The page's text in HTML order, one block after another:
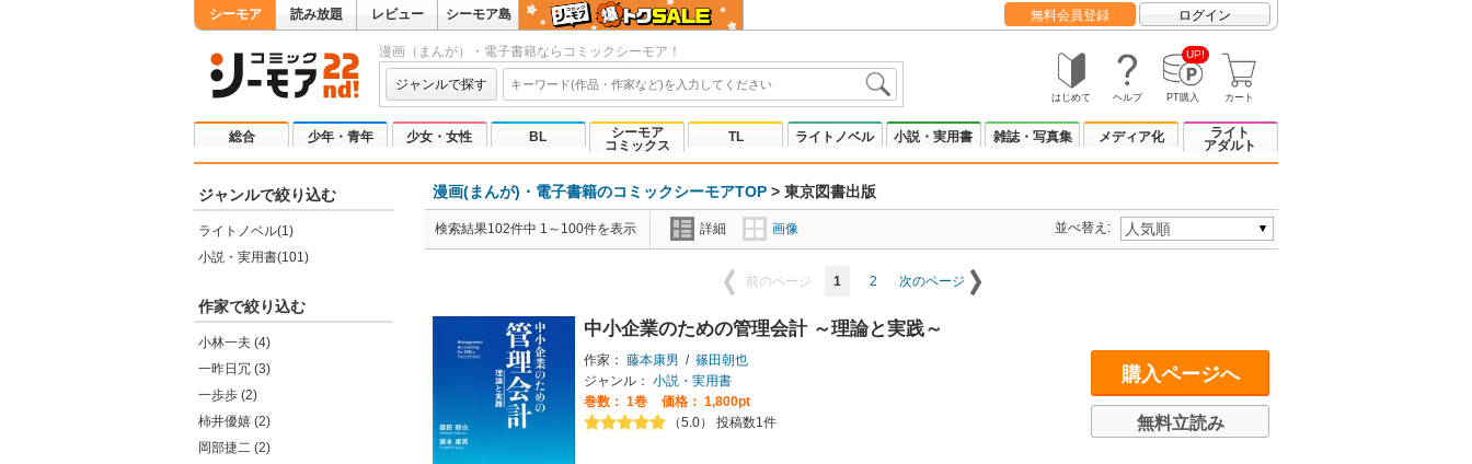
シーモア 読み放題 レビュー シーモア島 無料会員登録 ログイン
漫画（まんが）・電子書籍ならコミックシーモア！
ジャンルで探す
はじめて ヘルプ
UP!
PT購入 カート
総合 少年・青年 少女・女性 BL
シーモア
コミックス
TL ライトノベル 小説・実用書 雑誌・写真集 メディア化
ライト
アダルト
ジャンルで絞り込む
ライトノベル(1)
小説・実用書(101)
作家で絞り込む
小林一夫 (4)
一昨日冗 (3)
一歩歩 (2)
柿井優嬉 (2)
岡部捷二 (2)
漫画(まんが)・電子書籍のコミックシーモアTOP > 東京図書出版
検索結果102件中 1～100件を表示 詳細 画像 並べ替え:
前のページ 1 2 次のページ
中小企業のための管理会計 ～理論と実践～
作家： 藤本康男 / 篠田朝也
ジャンル： 小説・実用書
巻数： 1巻
価格： 1,800pt
（5.0） 投稿数1件
購入ページへ
無料立読み